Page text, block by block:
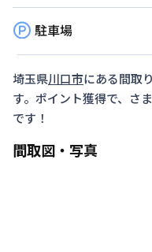
駐車場
埼玉県川口市にある間取り
す。ポイント獲得で、さ
です！
間取図・写真